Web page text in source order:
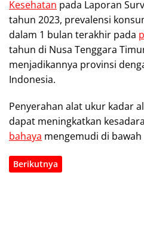
Kesehatan pada Laporan
tahun 2023, prevalensi
dalam 1 bulan terakhir pada
tahun di Nusa Tenggara
menjadikannya provinsi
Indonesia.
Penyerahan alat ukur kadar
dapat meningkatkan
bahaya mengemudi di
Berikutnya